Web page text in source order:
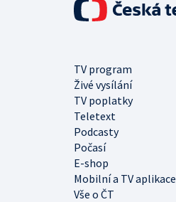
TV program
Živé vysílání
TV poplatky
Teletext
Podcasty
Počasí
E-shop
Mobilní a TV aplikace
Vše o ČT